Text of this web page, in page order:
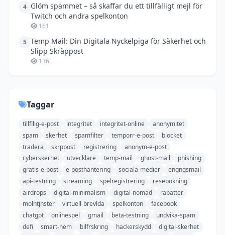
4 Glöm spammet – så skaffar du ett tillfälligt mejl för
Twitch och andra spelkonton
161
5 Temp Mail: Din Digitala Nyckelpiga för Säkerhet och
Slipp Skräppost
136
Taggar
tillfllig-e-post integritet integritet-online
anonymitet
spam
skerhet spamfilter temporr-e-post
blocket
tradera
skrppost registrering
anonym-e-post
cyberskerhet
utvecklare temp-mail ghost-mail
phishing
gratis-e-post
e-posthantering sociala-medier
engngsmail
api-testning
streaming spelregistrering
resebokning
airdrops
digital-minimalism digital-nomad
rabatter
molntjnster
virtuell-brevlda spelkonton
facebook
chatgpt
onlinespel gmail beta-testning
undvika-spam
defi
smart-hem bilfrskring hackerskydd
digital-skerhet